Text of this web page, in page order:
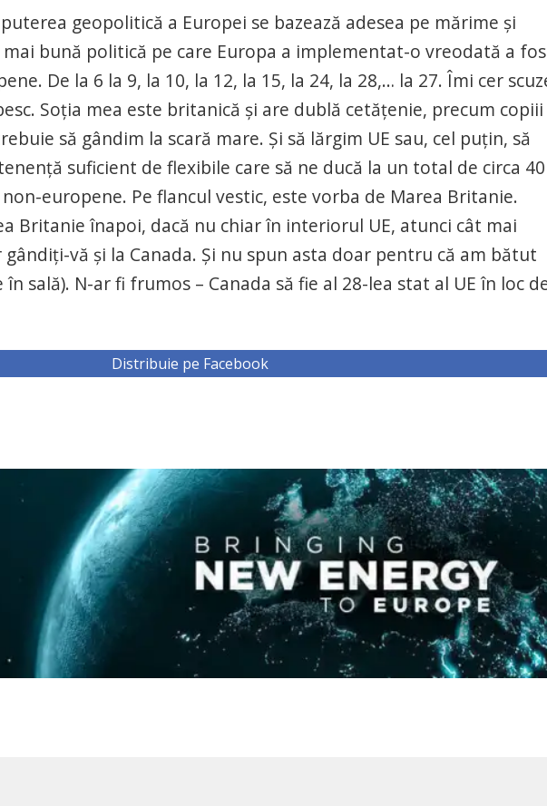
geopolitică a Europei se bazează adesea pe mărime și
mai bună politică pe care Europa a implementat-o vreodată a
De la 6 la 9, la 10, la 12, la 15, la 24, la 28,… la 27. Îmi cer
Soția mea este britanică și are dublă cetățenie, precum copiii
să gândim la scară mare. Și să lărgim UE sau, cel puțin, să
suficient de flexibile care să ne ducă la un total de circa
europene. Pe flancul vestic, este vorba de Marea Britanie.
Britanie înapoi, dacă nu chiar în interiorul UE, atunci cât mai
vă și la Canada. Și nu spun asta doar pentru că am bătut
sală). N-ar fi frumos – Canada să fie al 28-lea stat al UE în loc
Distribuie pe Facebook